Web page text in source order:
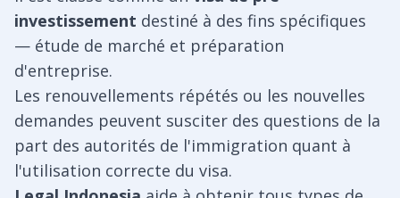
investissement destiné à des fins spécifiques
— étude de marché et préparation
d'entreprise.
Les renouvellements répétés ou les nouvelles
demandes peuvent susciter des questions de la
part des autorités de l'immigration quant à
l'utilisation correcte du visa.